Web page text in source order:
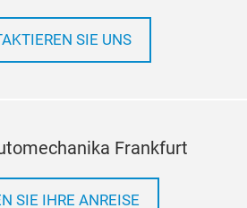
SIE UNS
Frankfurt
SIE IHRE ANREISE